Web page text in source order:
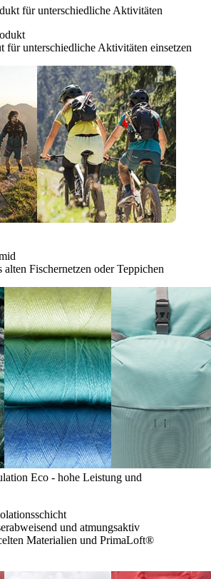
für unterschiedliche Aktivitäten
für unterschiedliche Aktivitäten einsetzen
alten Fischernetzen oder Teppichen
Eco - hohe Leistung und
und atmungsaktiv
Materialien und PrimaLoft®